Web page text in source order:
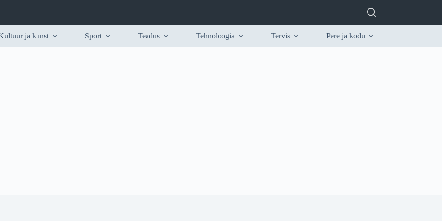
ja kunst Sport Teadus Tehnoloogia Tervis Pere ja kodu